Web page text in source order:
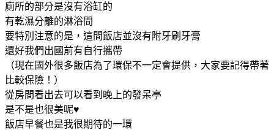
廁所的部分是沒有浴缸的
有乾濕分離的淋浴間
要特別注意的是，這間飯店並沒有附牙刷牙膏
還好我們出國前有自行攜帶
（現在國外很多飯店為了環保不一定會提供，大家要記得帶著
比較保險！）
從房間看出去可以看到晚上的發呆亭
是不是也很美呢♥
飯店早餐也是我很期待的一環